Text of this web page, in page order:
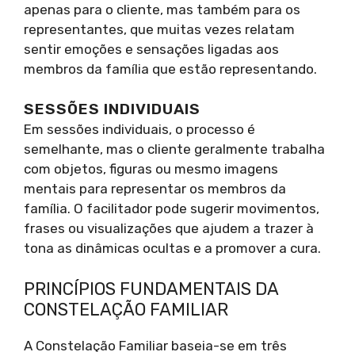
apenas para o cliente, mas também para os
representantes, que muitas vezes relatam
sentir emoções e sensações ligadas aos
membros da família que estão representando.
SESSÕES INDIVIDUAIS
Em sessões individuais, o processo é
semelhante, mas o cliente geralmente trabalha
com objetos, figuras ou mesmo imagens
mentais para representar os membros da
família. O facilitador pode sugerir movimentos,
frases ou visualizações que ajudem a trazer à
tona as dinâmicas ocultas e a promover a cura.
PRINCÍPIOS FUNDAMENTAIS DA
CONSTELAÇÃO FAMILIAR
A Constelação Familiar baseia-se em três